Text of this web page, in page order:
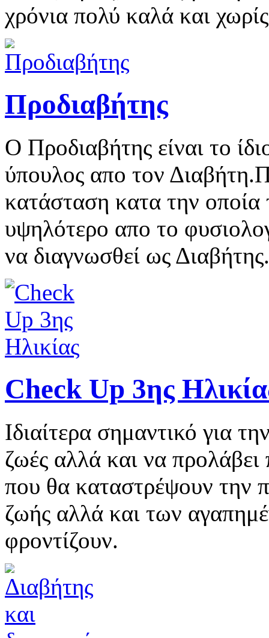
χρόνια πολύ καλά και
Προδιαβήτης
Ο Προδιαβήτης είναι το
ύπουλος απο τον
κατάσταση κατα την οποία
υψηλότερο απο το
να διαγνωσθεί ως Διαβήτης.
Check Up 3ης
Ιδιαίτερα σημαντικό για
ζωές αλλά και να
που θα καταστρέψουν την
ζωής αλλά και των
φροντίζουν.